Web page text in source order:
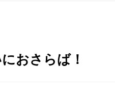
おさらば！